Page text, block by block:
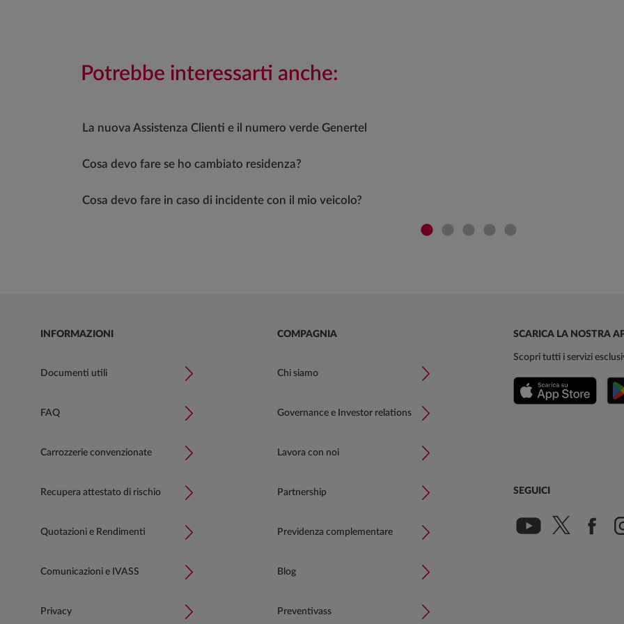
Potrebbe interessarti anche:
La nuova Assistenza Clienti e il numero verde Genertel
Cosa devo fare se ho cambiato residenza?
Cosa devo fare in caso di incidente con il mio veicolo?
INFORMAZIONI
Documenti utili
FAQ
Carrozzerie convenzionate
Recupera attestato di rischio
Quotazioni e Rendimenti
Comunicazioni e IVASS
Privacy
COMPAGNIA
Chi siamo
Governance e Investor relations
Lavora con noi
Partnership
Previdenza complementare
Blog
Preventivass
SCARICA LA NOSTRA
Scopri tutti i servizi
SEGUICI